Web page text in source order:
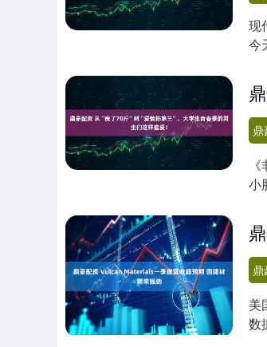
现
今
鼎
小
鼎
美
数